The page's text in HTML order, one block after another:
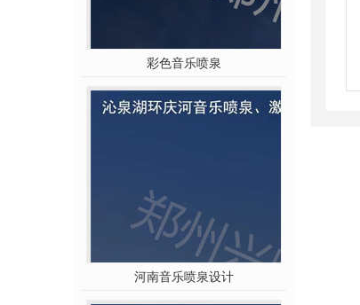
彩色音乐喷泉
河南音乐喷泉设计